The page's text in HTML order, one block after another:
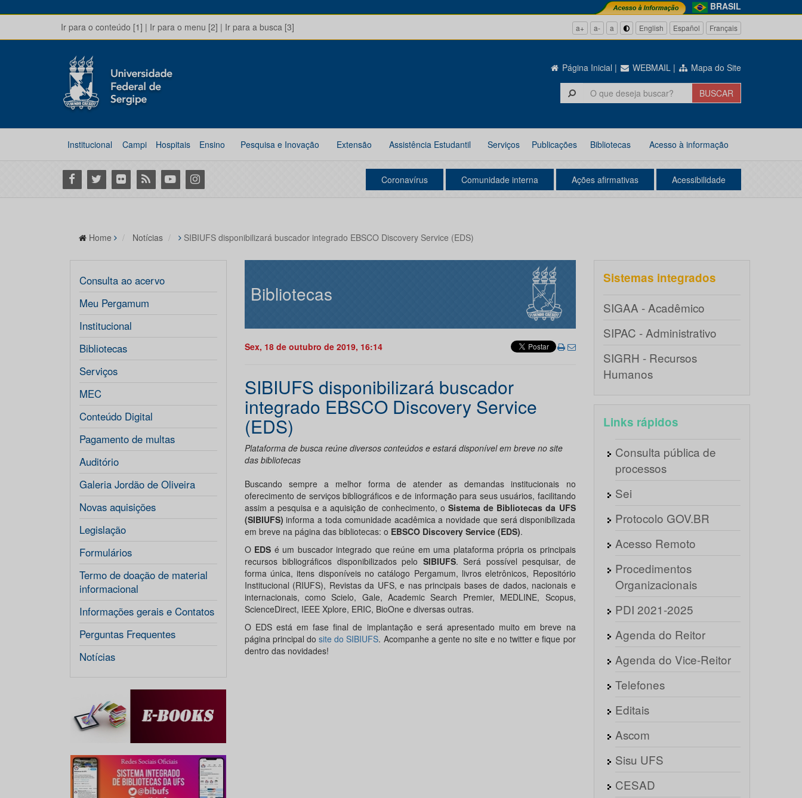
BRASIL
Ir para o conteúdo [1] | Ir para o menu [2] | Ir para a busca [3] a+ a- a English Español Français
Página Inicial | WEBMAIL | Mapa do Site
Institucional Campi Hospitais Ensino Pesquisa e Inovação Extensão Assistência Estudantil Serviços Publicações Bibliotecas Acesso à informação
Facebook
Twitter Flickr RSS YoutubeInstagram Coronavírus Comunidade interna Ações afirmativas Acessibilidade
Home Notícias SIBIUFS disponibilizará buscador integrado EBSCO Discovery Service (EDS)
Consulta ao acervo
Meu Pergamum
Institucional
Bibliotecas
Serviços
MEC
Conteúdo Digital
Pagamento de multas
Auditório
Galeria Jordão de Oliveira
Novas aquisições
Legislação
Formulários
Termo de doação de material
informacional
Informações gerais e Contatos
Perguntas Frequentes
Notícias
Bibliotecas
Sex, 18 de outubro de 2019, 16:14
SIBIUFS disponibilizará buscador
integrado EBSCO Discovery Service
(EDS)
Plataforma de busca reúne diversos conteúdos e estará disponível em breve no site
das bibliotecas
Buscando sempre a melhor forma de atender as demandas institucionais no
oferecimento de serviços bibliográficos e de informação para seus usuários, facilitando
assim a pesquisa e a aquisição de conhecimento, o Sistema de Bibliotecas da UFS
(SIBIUFS) informa a toda comunidade acadêmica a novidade que será disponibilizada
em breve na página das bibliotecas: o EBSCO Discovery Service (EDS).
O EDS é um buscador integrado que reúne em uma plataforma própria os principais
recursos bibliográficos disponibilizados pelo SIBIUFS. Será possível pesquisar, de
forma única, itens disponíveis no catálogo Pergamum, livros eletrônicos, Repositório
Institucional (RIUFS), Revistas da UFS, e nas principais bases de dados, nacionais e
internacionais, como Scielo, Gale, Academic Search Premier, MEDLINE, Scopus,
ScienceDirect, IEEE Xplore, ERIC, BioOne e diversas outras.
O EDS está em fase final de implantação e será apresentado muito em breve na
página principal dosite do SIBIUFS. Acompanhe a gente no site e no twitter e fique por
dentro das novidades!
Sistemas integrados
SIGAA - Acadêmico
SIPAC - Administrativo
SIGRH - Recursos
Humanos
Links rápidos
Consulta pública de
processos
Sei
Protocolo GOV.BR
Acesso Remoto
Procedimentos
Organizacionais
PDI 2021-2025
Agenda do Reitor
Agenda do Vice-Reitor
Telefones
Editais
Ascom
Sisu UFS
CESAD